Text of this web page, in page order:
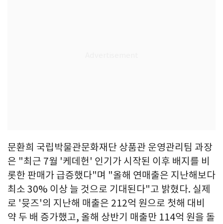
문환희 국립박물관문화재단 상품관 운영관리팀 과장
은 "최근 7월 '케데헌' 인기가 시작된 이후 배지를 비
롯한 판매가 급증했다"며 "올해 연매출은 지난해보다
최소 30% 이상 늘 것으로 기대된다"고 밝혔다. 실제
로 '뮷즈'의 지난해 매출은 212억 원으로 첫해 대비
약 두 배 증가했고, 올해 상반기 매출만 114억 원을 돌